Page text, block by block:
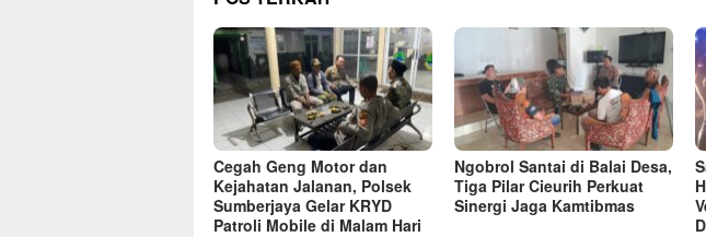
Cegah Geng Motor dan
Kejahatan Jalanan, Polsek
Sumberjaya Gelar KRYD
Patroli Mobile di Malam Hari
Ngobrol Santai di Balai Desa,
Tiga Pilar Cieurih Perkuat
Sinergi Jaga Kamtibmas